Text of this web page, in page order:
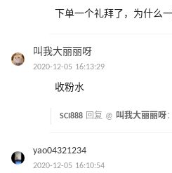
下单一个礼拜了，为什么
叫我大丽丽呀
2020-12-05 16:13:29
收粉水
SCI888 回复 @ 叫我大丽丽呀
yao04321234
2020-12-05 16:10:54